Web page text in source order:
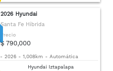
2026 Hyundai
Santa Fe Híbrida
Precio
$ 790,000
- 2026 - 1,008km - Automática
Hyundai Iztapalapa